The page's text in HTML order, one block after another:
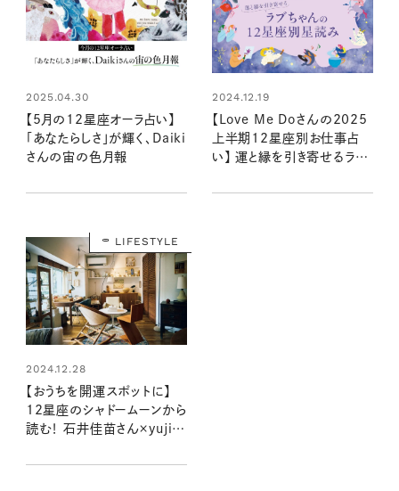
2025.04.30
【5月の12星座オーラ占い】
「あなたらしさ」が輝く、Daiki
さんの宙の色月報
2024.12.19
【Love Me Doさんの2025
上半期12星座別お仕事占
い】 運と縁を引き寄せるラブ
LIFESTYLE
2024.12.28
【おうちを開運スポットに】
12星座のシャドームーンから
読む！ 石井佳苗さん×yujiさ
ア